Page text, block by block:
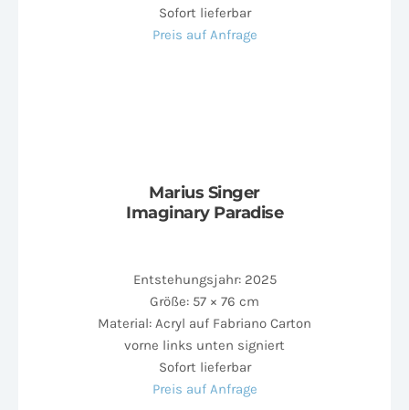
Sofort lieferbar
Preis auf Anfrage
Marius Singer
Imaginary Paradise
Entstehungsjahr: 2025
Größe: 57 × 76 cm
Material: Acryl auf Fabriano Carton
vorne links unten signiert
Sofort lieferbar
Preis auf Anfrage